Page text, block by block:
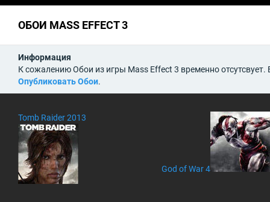
ОБОИ MASS EFFECT 3
Информация
К сожалению Обои из игры Mass Effect 3 временно
Опубликовать Обои.
Tomb Raider 2013
God of War 4